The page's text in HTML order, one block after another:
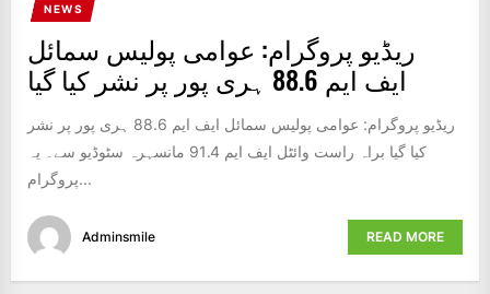
NEWS
ریڈیو پروگرام: عوامی پولیس سمائل
ایف ایم 88.6 ہری پور پر نشر کیا گیا
ریڈیو پروگرام: عوامی پولیس سمائل ایف ایم 88.6 ہری پور پر نشر
کیا گیا براہ راست وائٹل ایف ایم 91.4 مانسہرہ سٹوڈیو سے۔ یہ
پروگرام...
Adminsmile READ MORE